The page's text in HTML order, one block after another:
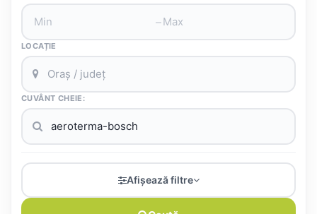
–
LOCAȚIE
CUVÂNT CHEIE:
Afișează filtre